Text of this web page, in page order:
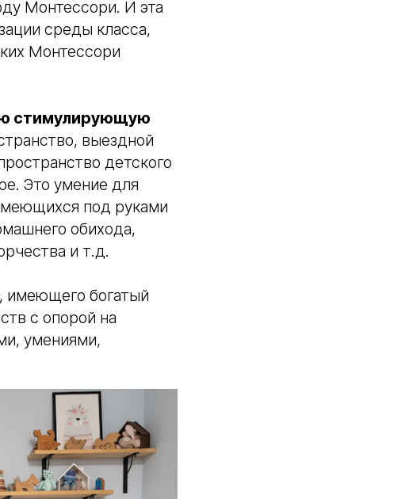
Монтессори. И эта
среды класса,
Монтессори
стимулирующую
выездной
детского
Это умение для
под руками
обихода,
и т.д.
имеющего богатый
с опорой на
умениями,